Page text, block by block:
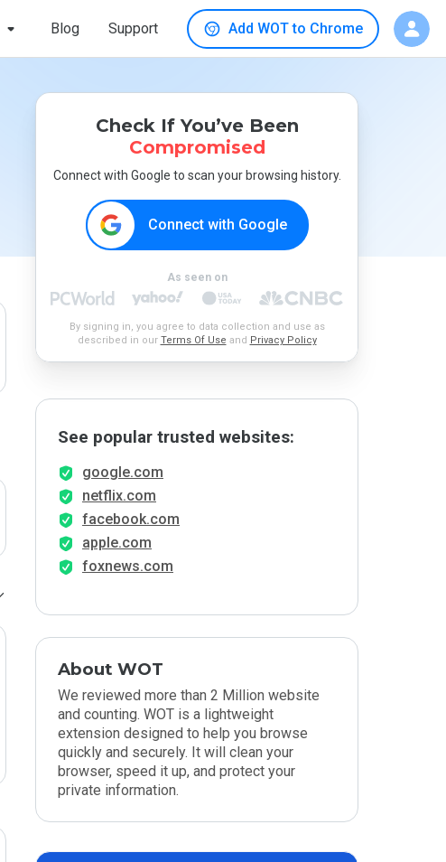
Blog Support Add WOT to Chrome
Check If You’ve Been
Compromised
Connect with Google to scan your browsing history.
Connect with Google
As seen on
By signing in, you agree to data collection and use as
described in our Terms Of Use and Privacy Policy
See popular trusted websites:
google.com
netflix.com
facebook.com
apple.com
foxnews.com
About WOT
We reviewed more than 2 Million website
and counting. WOT is a lightweight
extension designed to help you browse
quickly and securely. It will clean your
browser, speed it up, and protect your
private information.